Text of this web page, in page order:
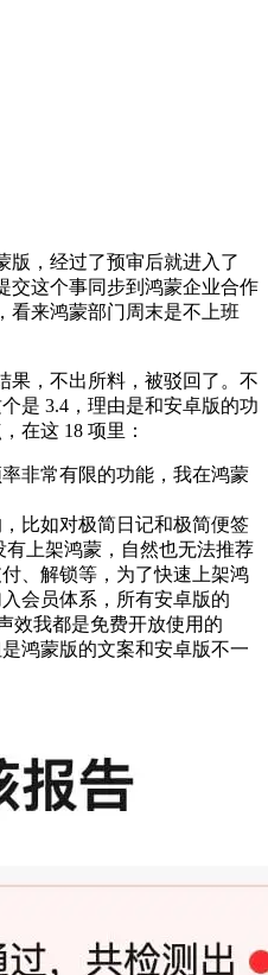
版，经过了预审后就进入了
交这个事同步到鸿蒙企业合作
看来鸿蒙部门周末是不上班
果，不出所料，被驳回了。不
是 3.4，理由是和安卓版的功
在这 18 项里：
非常有限的功能，我在鸿蒙
比如对极简日记和极简便签
有上架鸿蒙，自然也无法推荐
、解锁等，为了快速上架鸿
会员体系，所有安卓版的
效我都是免费开放使用的
鸿蒙版的文案和安卓版不一